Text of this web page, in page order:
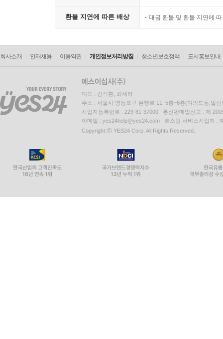
환불 지연에 따른 배상 대금 환불 및 환불 지연에
회사소개 인재채용 이용약관 개인정보처리방침 청소년보호정책 도서홍보안내
대표 : 김석환, 최세라
주소 : 서울시 영등포구 은행로 11, 5층~6층(여의도동,일신
사업자등록번호 : 229-81-37000 통신판매업신고 : 제
이메일 : yes24help@yes24.com 호스팅 서비스사업자 :
Copyright ⓒ YES24 Corp. All Rights Reserved.